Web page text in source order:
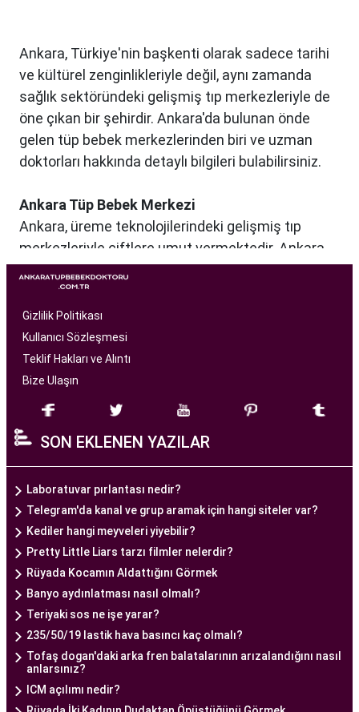
Ankara, Türkiye'nin başkenti olarak sadece tarihi
ve kültürel zenginlikleriyle değil, aynı zamanda
sağlık sektöründeki gelişmiş tıp merkezleriyle de
öne çıkan bir şehirdir. Ankara'da bulunan önde
gelen tüp bebek merkezlerinden biri ve uzman
doktorları hakkında detaylı bilgileri bulabilirsiniz.
Ankara Tüp Bebek Merkezi
Ankara, üreme teknolojilerindeki gelişmiş tıp
merkezleriyle çiftlere umut vermektedir. Ankara
Tüp Bebek Merkezi, kısırlık sorunu yaşayan
çiftlere profesyonel ve bireysel bir yaklaşımla
hizmet sunan bir sağlık kuruluşudur. Modern
tıbbın son teknolojilerini kullanarak, çiftlere
başarılı tüp bebek tedavileri sunmayı amaçlar.
bir ekip tarafından yönetilmektedir. Burada görev
alan tıp profesyonelleri, çiftlere kişiselleştirilmiş
tedavi planları sunarak, her çiftin özel durumunu
dikkate alır. Ayrıca, merkezde kullanılan teknoloji
ve ekipmanlar, tedavi sürecini daha etkili ve
güvenli hale getirir.
Ankara Tüp Bebek Merkezi, hasta odaklı hizmet
anlayışı ve etik prensipler çerçevesinde, çiftlere
sağlıklı bir gebelik yaşama şansı tanıyan kapsamlı
bir tüp bebek hizmeti sunar.
Ankara Tüp Bebek Doktoru
ve deneyimli bir doktorun rehberliğinde
Gizlilik Politikası
Kullanıcı Sözleşmesi
Teklif Hakları ve Alıntı
Bize Ulaşın
SON EKLENEN YAZILAR
Laboratuvar pırlantası nedir?
Telegram'da kanal ve grup aramak için hangi siteler var?
Kediler hangi meyveleri yiyebilir?
Pretty Little Liars tarzı filmler nelerdir?
Rüyada Kocamın Aldattığını Görmek
Banyo aydınlatması nasıl olmalı?
Teriyaki sos ne işe yarar?
235/50/19 lastik hava basıncı kaç olmalı?
Tofaş dogan'daki arka fren balatalarının arızalandığını nasıl
anlarsınız?
ICM açılımı nedir?